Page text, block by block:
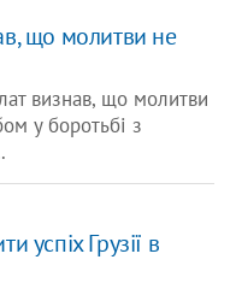
що молитви не
визнав, що молитви
у боротьбі з
успіх Грузії в